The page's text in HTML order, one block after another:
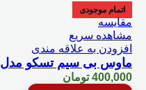
اتمام موجودی
مقایسه
مشاهده سریع
افزودن به علاقه مندی
ماوس بی سیم تسکو مدل TM 728W
400,000 تومان